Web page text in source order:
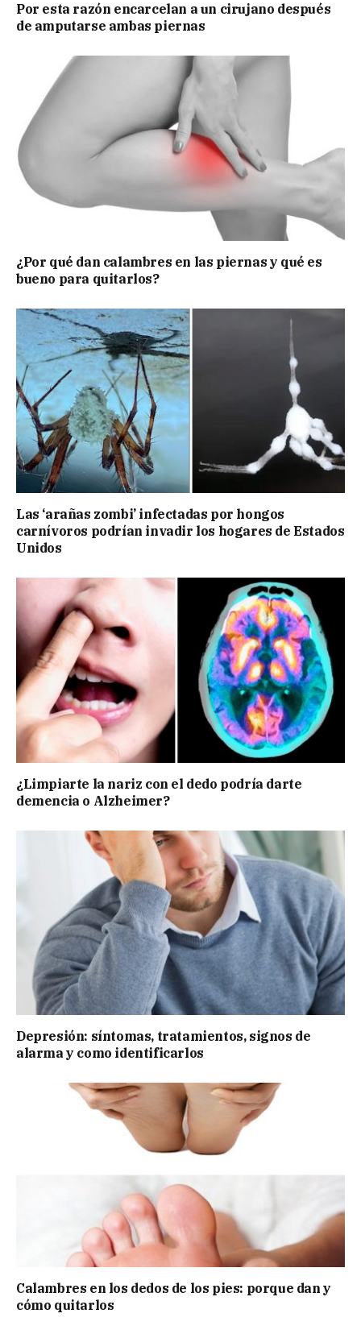
Por esta razón encarcelan a un cirujano después
de amputarse ambas piernas
¿Por qué dan calambres en las piernas y qué es
bueno para quitarlos?
Las ‘arañas zombi’ infectadas por hongos
carnívoros podrían invadir los hogares de Estados
Unidos
¿Limpiarte la nariz con el dedo podría darte
demencia o Alzheimer?
Depresión: síntomas, tratamientos, signos de
alarma y como identificarlos
Calambres en los dedos de los pies: porque dan y
cómo quitarlos